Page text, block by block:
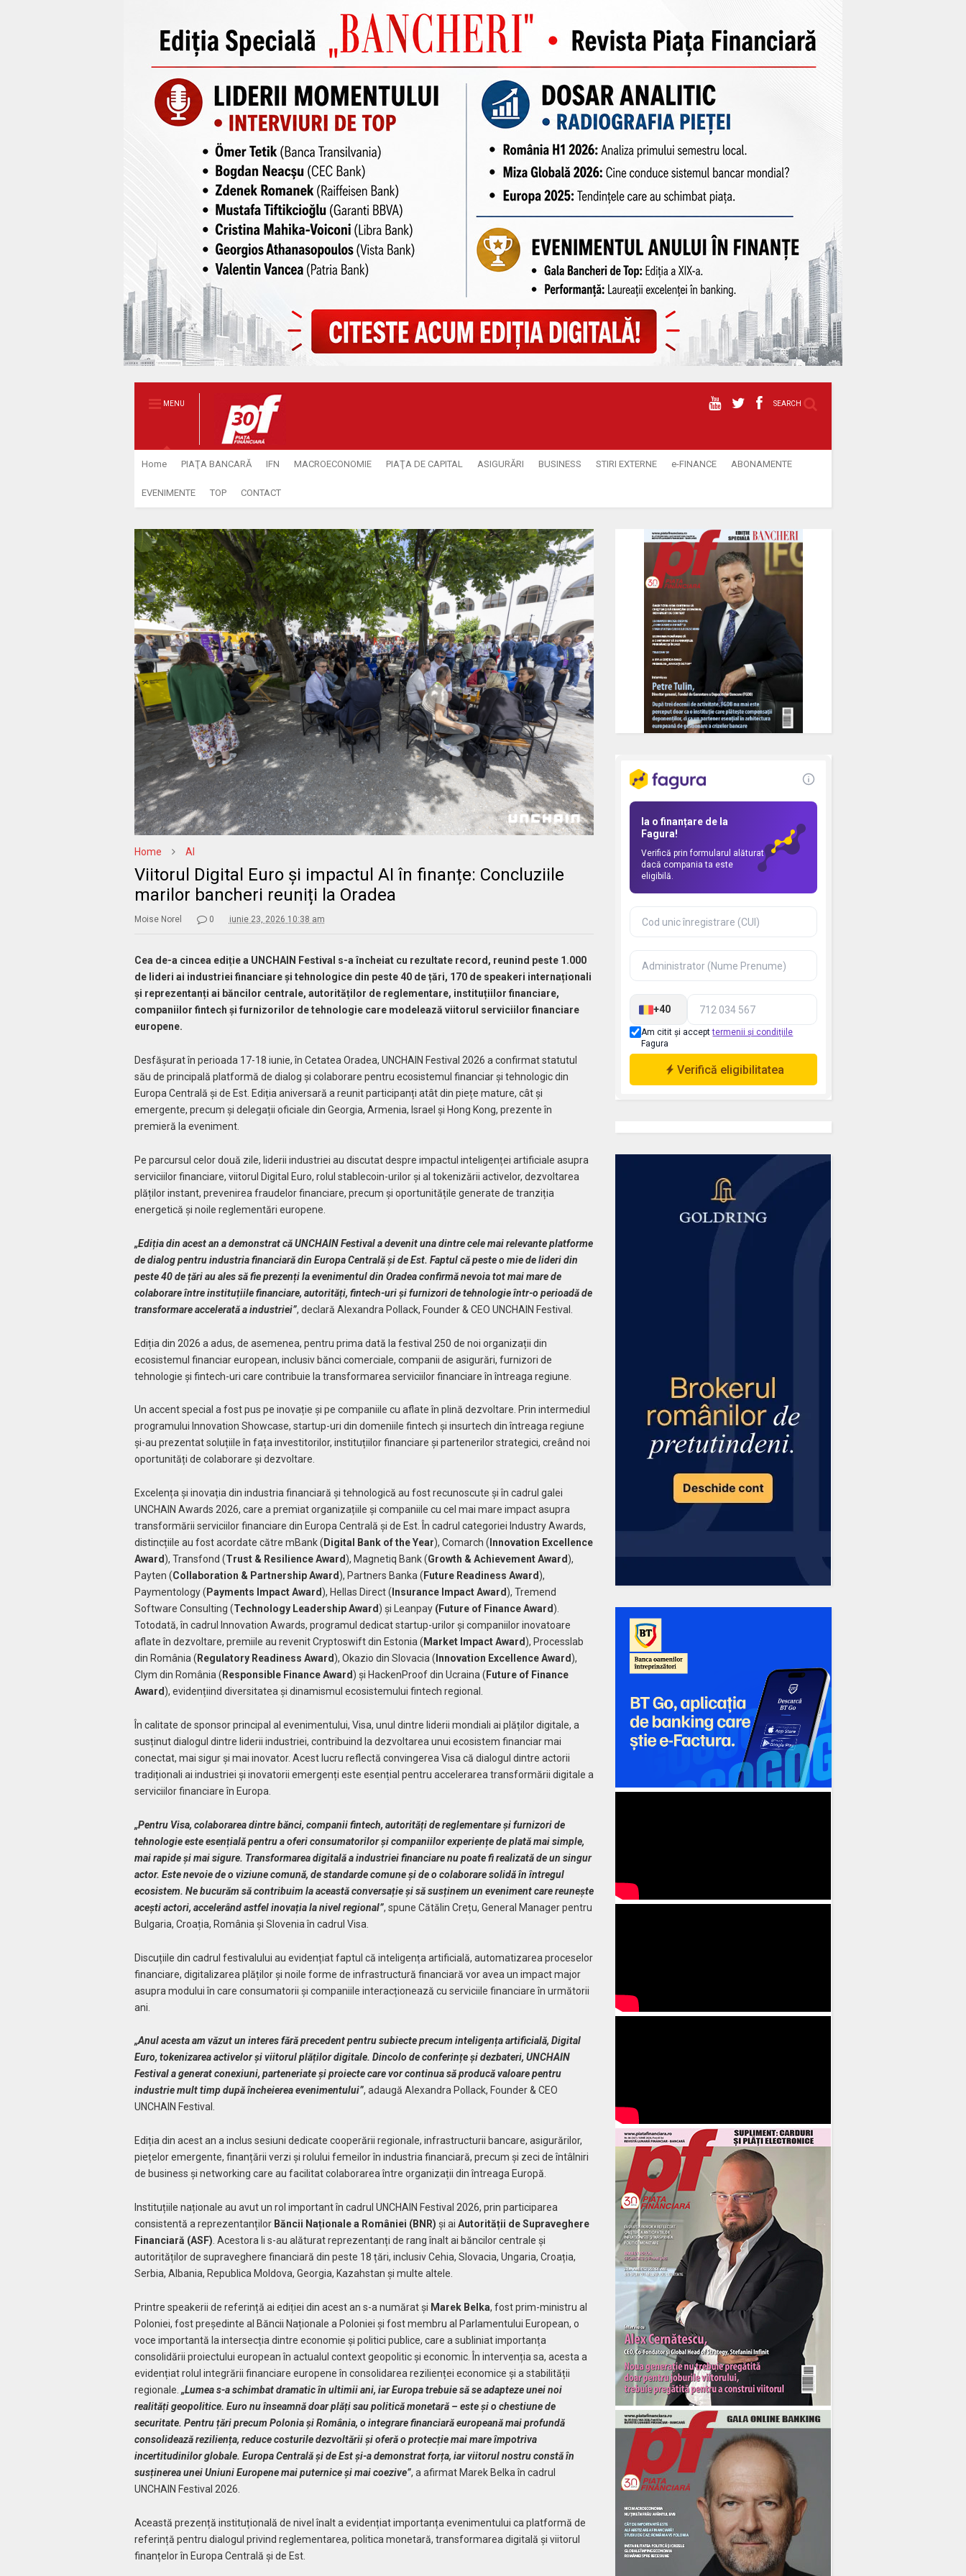
MENU SEARCH
Home PIAŢA BANCARĂ IFN MACROECONOMIE PIAŢA DE CAPITAL ASIGURĂRI BUSINESS STIRI EXTERNE e-FINANCE ABONAMENTE
EVENIMENTE TOP CONTACT
Home AI
Viitorul Digital Euro și impactul AI în finanțe: Concluziile
marilor bancheri reuniți la Oradea
Moise Norel 0 iunie 23, 2026 10:38 am
Cea de-a cincea ediție a UNCHAIN Festival s-a încheiat cu rezultate record, reunind peste 1.000
de lideri ai industriei financiare și tehnologice din peste 40 de țări, 170 de speakeri internaționali
și reprezentanți ai băncilor centrale, autorităților de reglementare, instituțiilor financiare,
companiilor fintech și furnizorilor de tehnologie care modelează viitorul serviciilor financiare
europene.
Desfășurat în perioada 17-18 iunie, în Cetatea Oradea, UNCHAIN Festival 2026 a confirmat statutul
său de principală platformă de dialog și colaborare pentru ecosistemul financiar și tehnologic din
Europa Centrală și de Est. Ediția aniversară a reunit participanți atât din piețe mature, cât și
emergente, precum și delegații oficiale din Georgia, Armenia, Israel și Hong Kong, prezente în
premieră la eveniment.
Pe parcursul celor două zile, liderii industriei au discutat despre impactul inteligenței artificiale asupra
serviciilor financiare, viitorul Digital Euro, rolul stablecoin-urilor și al tokenizării activelor, dezvoltarea
plăților instant, prevenirea fraudelor financiare, precum și oportunitățile generate de tranziția
energetică și noile reglementări europene.
„Ediția din acest an a demonstrat că UNCHAIN Festival a devenit una dintre cele mai relevante platforme
de dialog pentru industria financiară din Europa Centrală și de Est. Faptul că peste o mie de lideri din
peste 40 de țări au ales să fie prezenți la evenimentul din Oradea confirmă nevoia tot mai mare de
colaborare între instituțiile financiare, autorități, fintech-uri și furnizori de tehnologie într-o perioadă de
transformare accelerată a industriei”, declară Alexandra Pollack, Founder & CEO UNCHAIN Festival.
Ediția din 2026 a adus, de asemenea, pentru prima dată la festival 250 de noi organizații din
ecosistemul financiar european, inclusiv bănci comerciale, companii de asigurări, furnizori de
tehnologie și fintech-uri care contribuie la transformarea serviciilor financiare în întreaga regiune.
Un accent special a fost pus pe inovație și pe companiile cu aflate în plină dezvoltare. Prin intermediul
programului Innovation Showcase, startup-uri din domeniile fintech și insurtech din întreaga regiune
și-au prezentat soluțiile în fața investitorilor, instituțiilor financiare și partenerilor strategici, creând noi
oportunități de colaborare și dezvoltare.
Excelența și inovația din industria financiară și tehnologică au fost recunoscute și în cadrul galei
UNCHAIN Awards 2026, care a premiat organizațiile și companiile cu cel mai mare impact asupra
transformării serviciilor financiare din Europa Centrală și de Est. În cadrul categoriei Industry Awards,
distincțiile au fost acordate către mBank ( Digital Bank of the Year), Comarch ( Innovation Excellence
Award), Transfond (Trust & Resilience Award), Magnetiq Bank (Growth & Achievement Award),
Payten (Collaboration & Partnership Award), Partners Banka ( Future Readiness Award),
Paymentology ( Payments Impact Award), Hellas Direct ( Insurance Impact Award), Tremend
Software Consulting (Technology Leadership Award) și Leanpay (Future of Finance Award).
Totodată, în cadrul Innovation Awards, programul dedicat startup-urilor și companiilor inovatoare
aflate în dezvoltare, premiile au revenit Cryptoswift din Estonia ( Market Impact Award), Processlab
din România ( Regulatory Readiness Award), Okazio din Slovacia ( Innovation Excellence Award),
Clym din România ( Responsible Finance Award) și HackenProof din Ucraina ( Future of Finance
Award), evidențiind diversitatea și dinamismul ecosistemului fintech regional.
În calitate de sponsor principal al evenimentului, Visa, unul dintre liderii mondiali ai plăților digitale, a
susținut dialogul dintre liderii industriei, contribuind la dezvoltarea unui ecosistem financiar mai
conectat, mai sigur și mai inovator. Acest lucru reflectă convingerea Visa că dialogul dintre actorii
tradiționali ai industriei și inovatorii emergenți este esențial pentru accelerarea transformării digitale a
serviciilor financiare în Europa.
„Pentru Visa, colaborarea dintre bănci, companii fintech, autorități de reglementare și furnizori de
tehnologie este esențială pentru a oferi consumatorilor și companiilor experiențe de plată mai simple,
mai rapide și mai sigure. Transformarea digitală a industriei financiare nu poate fi realizată de un singur
actor. Este nevoie de o viziune comună, de standarde comune și de o colaborare solidă în întregul
ecosistem. Ne bucurăm să contribuim la această conversație și să susținem un eveniment care reunește
acești actori, accelerând astfel inovația la nivel regional”, spune Cătălin Crețu, General Manager pentru
Bulgaria, Croația, România și Slovenia în cadrul Visa.
Discuțiile din cadrul festivalului au evidențiat faptul că inteligența artificială, automatizarea proceselor
financiare, digitalizarea plăților și noile forme de infrastructură financiară vor avea un impact major
asupra modului în care consumatorii și companiile interacționează cu serviciile financiare în următorii
ani.
„Anul acesta am văzut un interes fără precedent pentru subiecte precum inteligența artificială, Digital
Euro, tokenizarea activelor și viitorul plăților digitale. Dincolo de conferințe și dezbateri, UNCHAIN
Festival a generat conexiuni, parteneriate și proiecte care vor continua să producă valoare pentru
industrie mult timp după încheierea evenimentului”, adaugă Alexandra Pollack, Founder & CEO
UNCHAIN Festival.
Ediția din acest an a inclus sesiuni dedicate cooperării regionale, infrastructurii bancare, asigurărilor,
piețelor emergente, finanțării verzi și rolului femeilor în industria financiară, precum și zeci de întâlniri
de business și networking care au facilitat colaborarea între organizații din întreaga Europă.
Instituțiile naționale au avut un rol important în cadrul UNCHAIN Festival 2026, prin participarea
consistentă a reprezentanților Băncii Naționale a României (BNR) și ai Autorității de Supraveghere
Financiară (ASF) . Acestora li s-au alăturat reprezentanți de rang înalt ai băncilor centrale și
autorităților de supraveghere financiară din peste 18 țări, inclusiv Cehia, Slovacia, Ungaria, Croația,
Serbia, Albania, Republica Moldova, Georgia, Kazahstan și multe altele.
Printre speakerii de referință ai ediției din acest an s-a numărat și Marek Belka, fost prim-ministru al
Poloniei, fost președinte al Băncii Naționale a Poloniei și fost membru al Parlamentului European, o
voce importantă la intersecția dintre economie și politici publice, care a subliniat importanța
consolidării proiectului european în actualul context geopolitic și economic. În intervenția sa, acesta a
evidențiat rolul integrării financiare europene în consolidarea rezilienței economice și a stabilității
regionale. „Lumea s-a schimbat dramatic în ultimii ani, iar Europa trebuie să se adapteze unei noi
realități geopolitice. Euro nu înseamnă doar plăți sau politică monetară – este și o chestiune de
securitate. Pentru țări precum Polonia și România, o integrare financiară europeană mai profundă
consolidează reziliența, reduce costurile dezvoltării și oferă o protecție mai mare împotriva
incertitudinilor globale. Europa Centrală și de Est și-a demonstrat forța, iar viitorul nostru constă în
susținerea unei Uniuni Europene mai puternice și mai coezive”, a afirmat Marek Belka în cadrul
UNCHAIN Festival 2026.
Această prezență instituțională de nivel înalt a evidențiat importanța evenimentului ca platformă de
referință pentru dialogul privind reglementarea, politica monetară, transformarea digitală și viitorul
finanțelor în Europa Centrală și de Est.